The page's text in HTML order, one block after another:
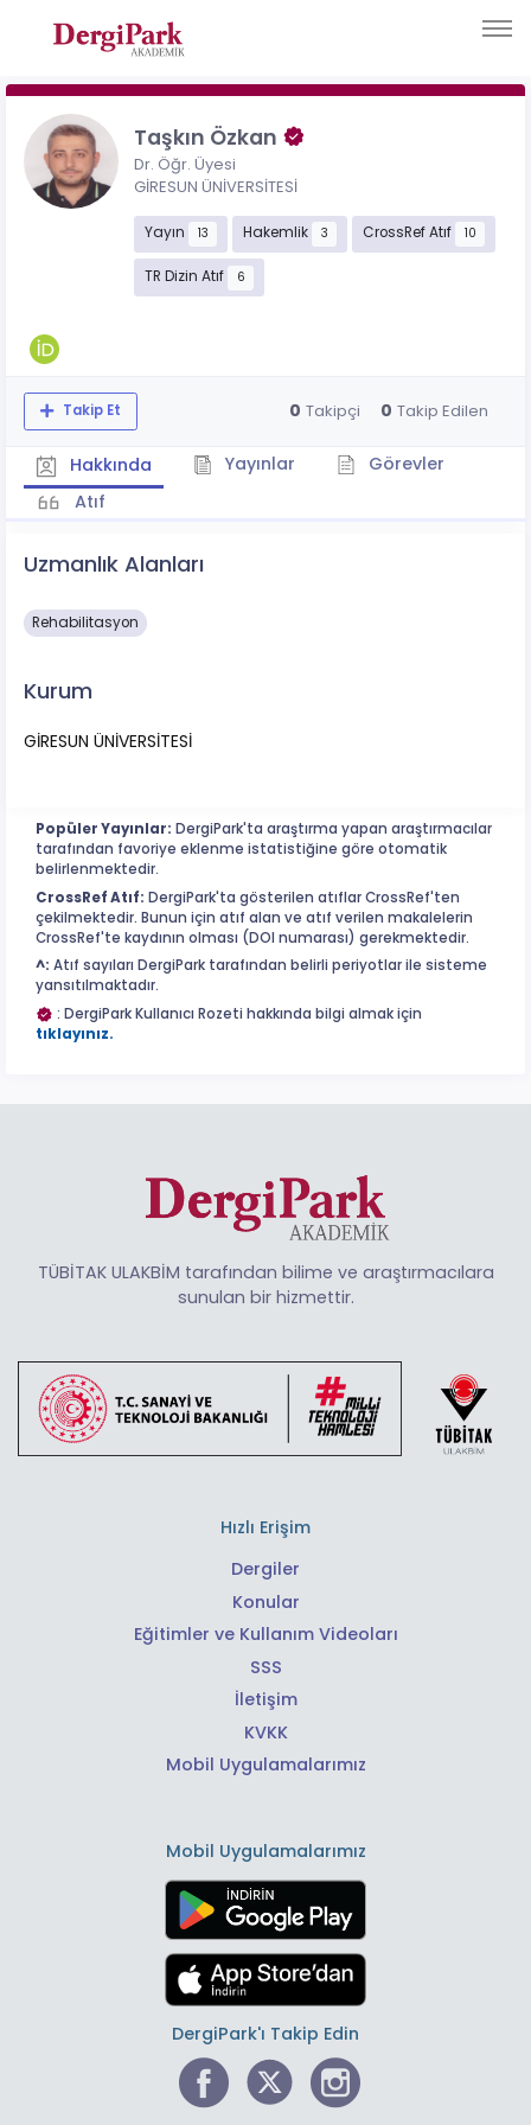
Taşkın Özkan
Dr. Öğr. Üyesi
GİRESUN ÜNİVERSİTESİ
Yayın 13 Hakemlik 3 CrossRef Atıf 10
TR Dizin Atıf 6
Takip Et 0 Takipçi 0 Takip Edilen
Hakkında Yayınlar
Görevler
Atıf
Uzmanlık Alanları
Rehabilitasyon
Kurum
GİRESUN ÜNİVERSİTESİ
Popüler Yayınlar: DergiPark'ta araştırma yapan araştırmacılar
tarafından favoriye eklenme istatistiğine göre otomatik
belirlenmektedir.
CrossRef Atıf: DergiPark'ta gösterilen atıflar CrossRef'ten
çekilmektedir. Bunun için atıf alan ve atıf verilen makalelerin
CrossRef'te kaydının olması (DOI numarası) gerekmektedir.
^: Atıf sayıları DergiPark tarafından belirli periyotlar ile sisteme
yansıtılmaktadır.
: DergiPark Kullanıcı Rozeti hakkında bilgi almak için
tıklayınız.
TÜBİTAK ULAKBİM tarafından bilime ve araştırmacılara
sunulan bir hizmettir.
Hızlı Erişim
Dergiler
Konular
Eğitimler ve Kullanım Videoları
SSS
İletişim
KVKK
Mobil Uygulamalarımız
Mobil Uygulamalarımız
DergiPark'ı Takip Edin